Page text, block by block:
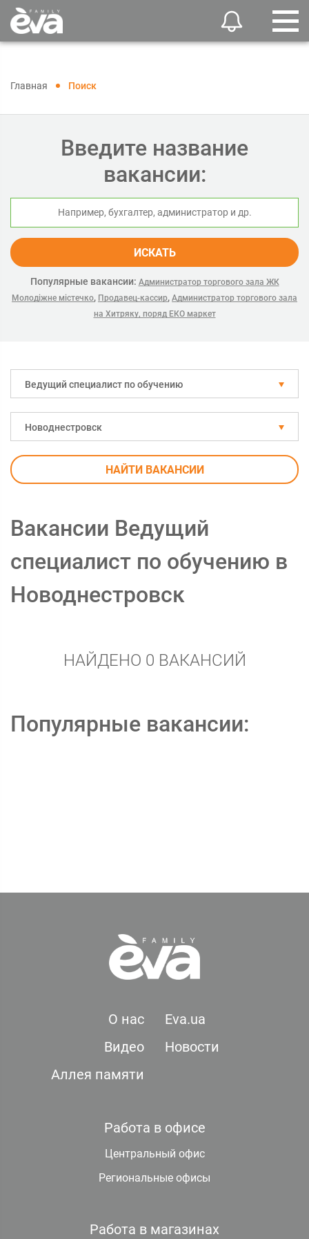
Главная Поиск
Введите название
вакансии:
ИСКАТЬ
Популярные вакансии: Администратор торгового зала ЖК
Молодіжне містечко, Продавец-кассир, Администратор торгового зала
на Хитряку, поряд ЕКО маркет
Ведущий специалист по обучению
Новоднестровск
НАЙТИ ВАКАНСИИ
Вакансии Ведущий
специалист по обучению в
Новоднестровск
НАЙДЕНО 0 ВАКАНСИЙ
Популярные вакансии:
О нас
Eva.ua
Видео
Новости
Аллея памяти
Работа в офисе
Центральный офис
Региональные офисы
Работа в магазинах